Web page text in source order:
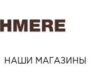
НАШИ МАГАЗИНЫ